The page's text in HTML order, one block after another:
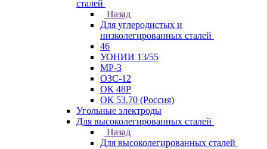
сталей
Назад
Для углеродистых и
низколегированных сталей
46
УОНИИ 13/55
МР-3
ОЗС-12
ОК 48Р
ОК 53.70 (Россия)
Угольные электроды
Для высоколегированных сталей
Назад
Для высоколегированных сталей